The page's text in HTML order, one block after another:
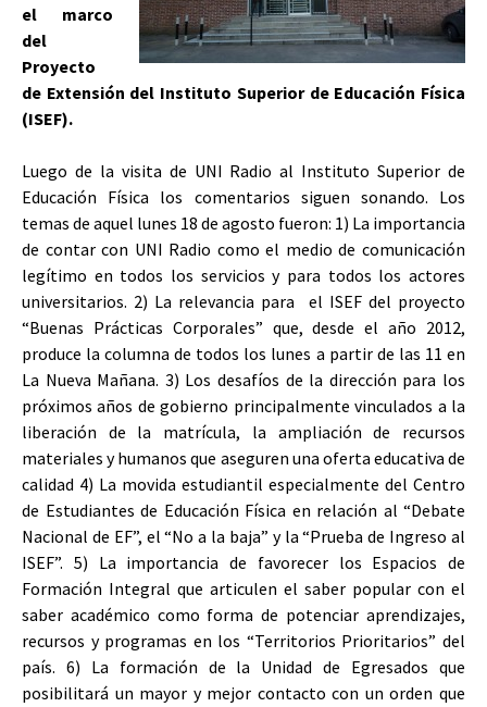
el marco
del
Proyecto
de Extensión del Instituto Superior de Educación Física
(ISEF).
Luego de la visita de UNI Radio al Instituto Superior de
Educación Física los comentarios siguen sonando. Los
temas de aquel lunes 18 de agosto fueron: 1) La importancia
de contar con UNI Radio como el medio de comunicación
legítimo en todos los servicios y para todos los actores
universitarios. 2) La relevancia para el ISEF del proyecto
“Buenas Prácticas Corporales” que, desde el año 2012,
produce la columna de todos los lunes a partir de las 11 en
La Nueva Mañana. 3) Los desafíos de la dirección para los
próximos años de gobierno principalmente vinculados a la
liberación de la matrícula, la ampliación de recursos
materiales y humanos que aseguren una oferta educativa de
calidad 4) La movida estudiantil especialmente del Centro
de Estudiantes de Educación Física en relación al “Debate
Nacional de EF”, el “No a la baja” y la “Prueba de Ingreso al
ISEF”. 5) La importancia de favorecer los Espacios de
Formación Integral que articulen el saber popular con el
saber académico como forma de potenciar aprendizajes,
recursos y programas en los “Territorios Prioritarios” del
país. 6) La formación de la Unidad de Egresados que
posibilitará un mayor y mejor contacto con un orden que